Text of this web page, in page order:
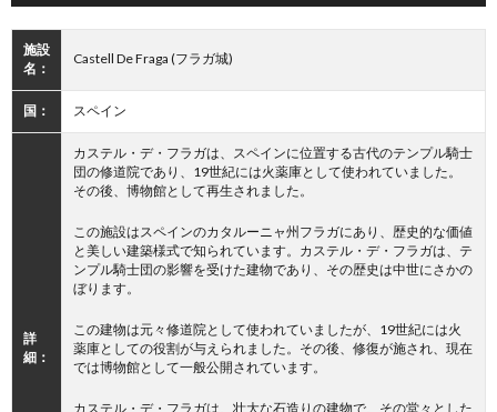
施設
名：
Castell De Fraga (フラガ城)
国： スペイン
詳
細：
カステル・デ・フラガは、スペインに位置する古代のテンプル騎士
団の修道院であり、19世紀には火薬庫として使われていました。
その後、博物館として再生されました。
この施設はスペインのカタルーニャ州フラガにあり、歴史的な価値
と美しい建築様式で知られています。カステル・デ・フラガは、テ
ンプル騎士団の影響を受けた建物であり、その歴史は中世にさかの
ぼります。
この建物は元々修道院として使われていましたが、19世紀には火
薬庫としての役割が与えられました。その後、修復が施され、現在
では博物館として一般公開されています。
カステル・デ・フラガは、壮大な石造りの建物で、その堂々とした